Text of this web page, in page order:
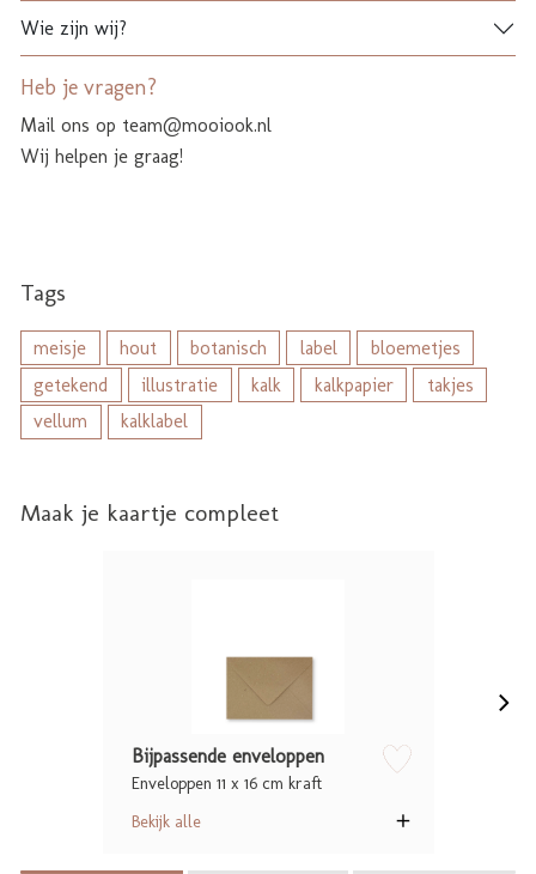
Wie zijn wij?
Heb je vragen?
Mail ons op team@mooiook.nl
Wij helpen je graag!
Tags
meisje hout botanisch label
bloemetjes
getekend
illustratie kalk kalkpapier
takjes
vellum
kalklabel
Maak je kaartje compleet
Bijpassende enveloppen
Enveloppen 11 x 16 cm kraft
Bekijk alle